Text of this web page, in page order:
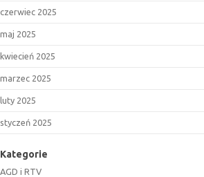
czerwiec 2025
maj 2025
kwiecień 2025
marzec 2025
luty 2025
styczeń 2025
Kategorie
AGD i RTV